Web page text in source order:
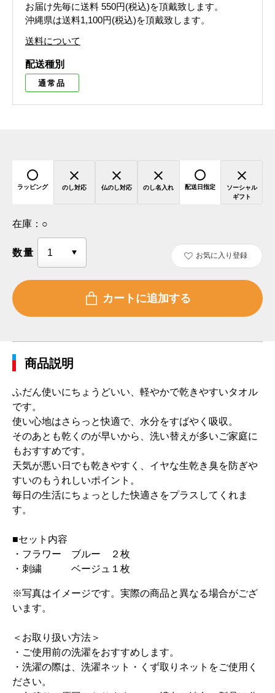
お届け先毎に送料 550円(税込)を頂戴致します。
沖縄県は送料1,100円(税込)を頂戴致します。
送料について
配送種別
通常品
ラッピング のし対応 仏のし対応 のし名入れ 配送日指定
ソーシャル
ギフト
在庫： ○
数量 お気に入り登録
商品説明
ふだん使いにちょうどいい、軽やかで乾きやすいタオル
です。
使い心地はさらっと快適で、水分をすばやく吸収。
そのあとも乾くのが早いから、洗い替えが多いご家庭に
もおすすめです。
天気が悪い日でも乾きやすく、イヤな生乾き臭を防ぎや
すいのもうれしいポイント。
毎日の生活にちょっとした快適さをプラスしてくれま
す。
■セット内容
・フラワー ブルー ２枚
・刺繍 ベージュ１枚
※写真はイメージです。実際の商品と異なる場合がござ
います。
＜お取り扱い方法＞
・ご使用前の洗濯をおすすめします。
・洗濯の際は、洗濯ネット・くず取りネットをご使用く
ださい。